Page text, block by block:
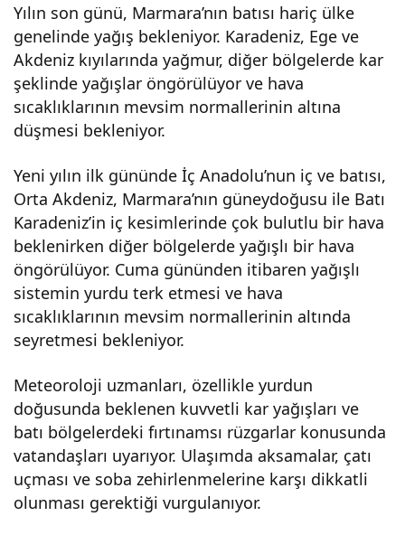
Yılın son günü, Marmara’nın batısı hariç ülke
genelinde yağış bekleniyor. Karadeniz, Ege ve
Akdeniz kıyılarında yağmur, diğer bölgelerde kar
şeklinde yağışlar öngörülüyor ve hava
sıcaklıklarının mevsim normallerinin altına
düşmesi bekleniyor.
Yeni yılın ilk gününde İç Anadolu’nun iç ve batısı,
Orta Akdeniz, Marmara’nın güneydoğusu ile Batı
Karadeniz’in iç kesimlerinde çok bulutlu bir hava
beklenirken diğer bölgelerde yağışlı bir hava
öngörülüyor. Cuma gününden itibaren yağışlı
sistemin yurdu terk etmesi ve hava
sıcaklıklarının mevsim normallerinin altında
seyretmesi bekleniyor.
Meteoroloji uzmanları, özellikle yurdun
doğusunda beklenen kuvvetli kar yağışları ve
batı bölgelerdeki fırtınamsı rüzgarlar konusunda
vatandaşları uyarıyor. Ulaşımda aksamalar, çatı
uçması ve soba zehirlenmelerine karşı dikkatli
olunması gerektiği vurgulanıyor.